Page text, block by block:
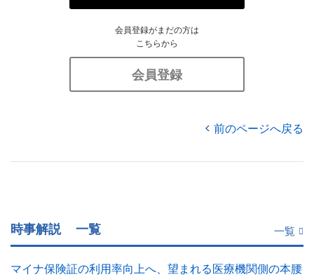
会員登録がまだの方は
こちらから
会員登録
前のページへ戻る
時事解説 一覧 一覧
マイナ保険証の利用率向上へ、望まれる医療機関側の本腰